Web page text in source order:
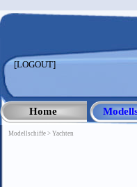
[LOGOUT]
Home
Modellschiffe > Yachten